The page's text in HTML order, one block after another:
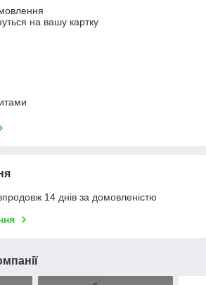
на вашу картку
14 днів за домовленістю